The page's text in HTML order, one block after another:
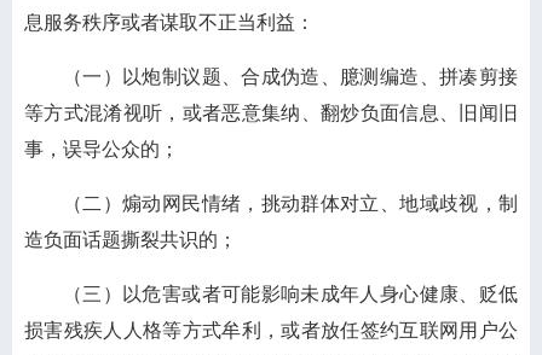
息服务秩序或者谋取不正当利益：
（一）以炮制议题、合成伪造、臆测编造、拼凑剪接
等方式混淆视听，或者恶意集纳、翻炒负面信息、旧闻旧
事，误导公众的；
（二）煽动网民情绪，挑动群体对立、地域歧视，制
造负面话题撕裂共识的；
（三）以危害或者可能影响未成年人身心健康、贬低
损害残疾人人格等方式牟利，或者放任签约互联网用户公